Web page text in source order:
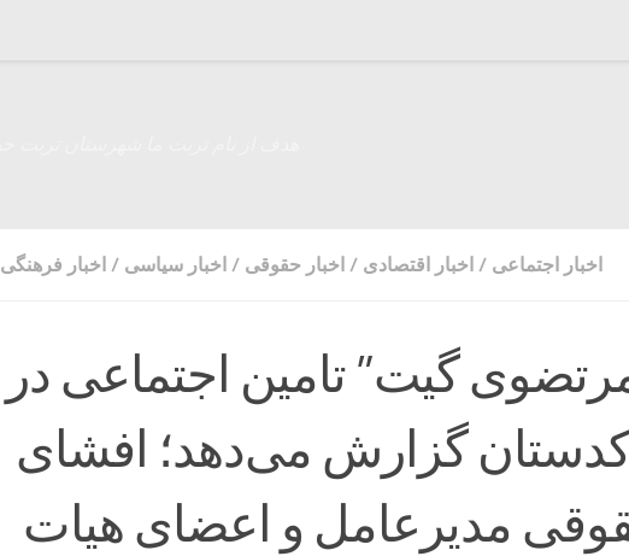
اخبار اجتماعی / اخبار اقتصادی / اخبار حقوقی / اخبار سیاسی / اخبار فرهنگی
گیت” تامین اجتماعی در
گزارش می‌دهد؛ افشای
مدیرعامل و اعضای هیات